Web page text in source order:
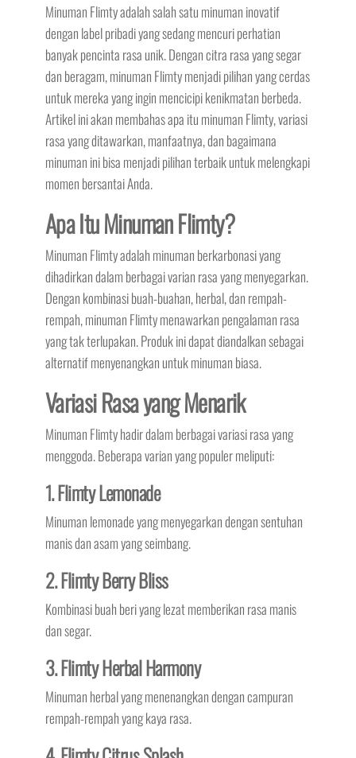
Minuman Flimty adalah salah satu minuman inovatif
dengan label pribadi yang sedang mencuri perhatian
banyak pencinta rasa unik. Dengan citra rasa yang segar
dan beragam, minuman Flimty menjadi pilihan yang cerdas
untuk mereka yang ingin mencicipi kenikmatan berbeda.
Artikel ini akan membahas apa itu minuman Flimty, variasi
rasa yang ditawarkan, manfaatnya, dan bagaimana
minuman ini bisa menjadi pilihan terbaik untuk melengkapi
momen bersantai Anda.
Apa Itu Minuman Flimty?
Minuman Flimty adalah minuman berkarbonasi yang
dihadirkan dalam berbagai varian rasa yang menyegarkan.
Dengan kombinasi buah-buahan, herbal, dan rempah-
rempah, minuman Flimty menawarkan pengalaman rasa
yang tak terlupakan. Produk ini dapat diandalkan sebagai
alternatif menyenangkan untuk minuman biasa.
Variasi Rasa yang Menarik
Minuman Flimty hadir dalam berbagai variasi rasa yang
menggoda. Beberapa varian yang populer meliputi:
1. Flimty Lemonade
Minuman lemonade yang menyegarkan dengan sentuhan
manis dan asam yang seimbang.
2. Flimty Berry Bliss
Kombinasi buah beri yang lezat memberikan rasa manis
dan segar.
3. Flimty Herbal Harmony
Minuman herbal yang menenangkan dengan campuran
rempah-rempah yang kaya rasa.